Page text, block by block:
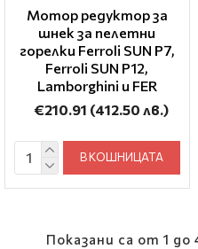
Мотор редуктор за
шнек за пелетни
горелки Ferroli SUN P7,
Ferroli SUN P12,
Lamborghini и FER
€210.91 (412.50 лв.)
В КОШНИЦАТА
Показани са от 1